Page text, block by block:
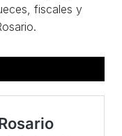
fiscales y